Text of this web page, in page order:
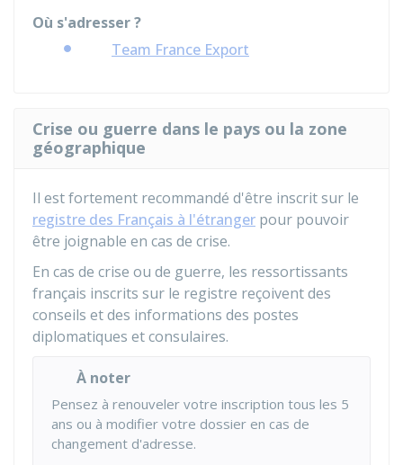
Où s'adresser ?
Team France Export
Crise ou guerre dans le pays ou la zone
géographique
Il est fortement recommandé d'être inscrit sur le
registre des Français à l'étranger pour pouvoir
être joignable en cas de crise.
En cas de crise ou de guerre, les ressortissants
français inscrits sur le registre reçoivent des
conseils et des informations des postes
diplomatiques et consulaires.
À noter
Pensez à renouveler votre inscription tous les 5
ans ou à modifier votre dossier en cas de
changement d'adresse.